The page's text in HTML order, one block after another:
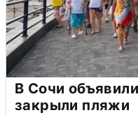
В Сочи
закрыли пляжи